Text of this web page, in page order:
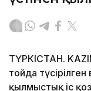
ТҮРКІСТАН.
тойда
қылмыстық іс